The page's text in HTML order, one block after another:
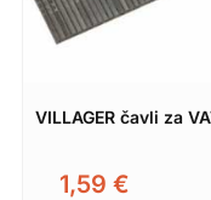
VILLAGER čavli za
1,59 €